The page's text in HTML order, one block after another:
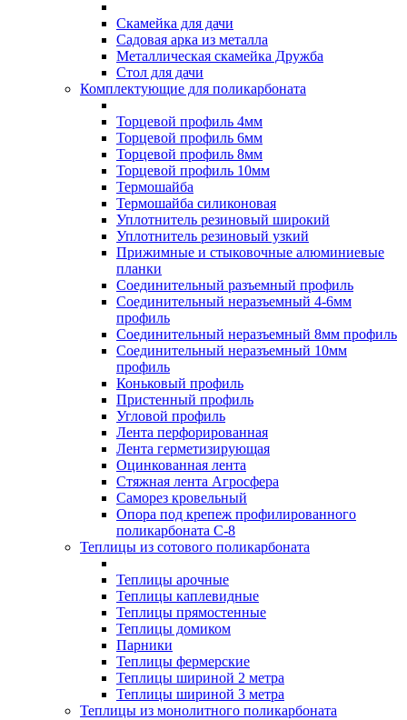
Скамейка для дачи
Садовая арка из металла
Металлическая скамейка Дружба
Стол для дачи
Комплектующие для поликарбоната
Торцевой профиль 4мм
Торцевой профиль 6мм
Торцевой профиль 8мм
Торцевой профиль 10мм
Термошайба
Термошайба силиконовая
Уплотнитель резиновый широкий
Уплотнитель резиновый узкий
Прижимные и стыковочные алюминиевые
планки
Соединительный разъемный профиль
Соединительный неразъемный 4-6мм
профиль
Соединительный неразъемный 8мм профиль
Соединительный неразъемный 10мм
профиль
Коньковый профиль
Пристенный профиль
Угловой профиль
Лента перфорированная
Лента герметизирующая
Оцинкованная лента
Стяжная лента Агросфера
Саморез кровельный
Опора под крепеж профилированного
поликарбоната С-8
Теплицы из сотового поликарбоната
Теплицы арочные
Теплицы каплевидные
Теплицы прямостенные
Теплицы домиком
Парники
Теплицы фермерские
Теплицы шириной 2 метра
Теплицы шириной 3 метра
Теплицы из монолитного поликарбоната